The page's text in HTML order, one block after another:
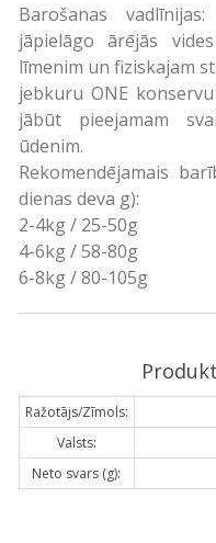
Barošanas
jāpielāgo ārējās
līmenim un fiziskajam
jebkuru ONE
jābūt pieejamam
ūdenim.
Rekomendējamais
dienas deva g):
2-4kg / 25-50g
4-6kg / 58-80g
6-8kg / 80-105g
Ražotājs/Zīmols:
Valsts:
Neto svars (g):